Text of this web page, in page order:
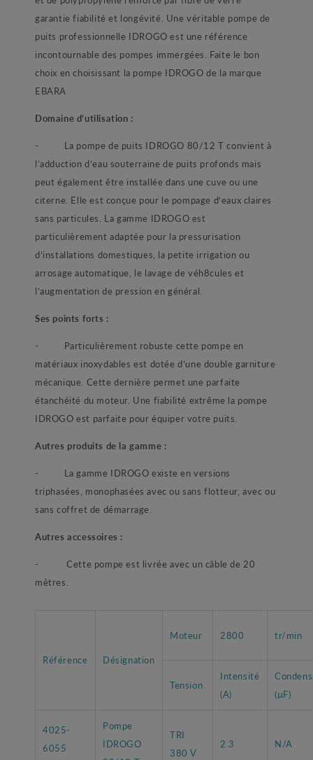
garantie fiabilité et longévité. Une véritable pompe de
puits professionnelle IDROGO est une référence
incontournable des pompes immergées. Faite le bon
choix en choisissant la pompe IDROGO de la marque
EBARA
Domaine d’utilisation :
- La pompe de puits IDROGO 80/12 T convient à
l’adduction d’eau souterraine de puits profonds mais
peut également être installée dans une cuve ou une
citerne. Elle est conçue pour le pompage d’eaux claires
sans particules. La gamme IDROGO est
particulièrement adaptée pour la pressurisation
d’installations domestiques, la petite irrigation ou
arrosage automatique, le lavage de véh8cules et
l’augmentation de pression en général.
Ses points forts :
- Particulièrement robuste cette pompe en
matériaux inoxydables est dotée d’une double garniture
mécanique. Cette dernière permet une parfaite
étanchéité du moteur. Une fiabilité extrême la pompe
IDROGO est parfaite pour équiper votre puits.
Autres produits de la gamme :
- La gamme IDROGO existe en versions
triphasées, monophasées avec ou sans flotteur, avec ou
sans coffret de démarrage.
Autres accessoires :
- Cette pompe est livrée avec un câble de 20
mètres.
Référence Désignation
Moteur 2800 tr/min
Tension
Intensité
(A)
(µF)
4025-
6055
Pompe
IDROGO
TRI
380 V
2.3 N/A